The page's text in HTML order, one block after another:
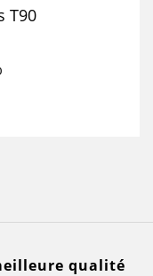
T90
qualité